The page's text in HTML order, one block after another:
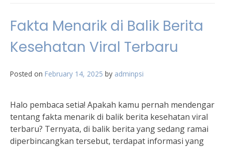
Fakta Menarik di Balik Berita
Kesehatan Viral Terbaru
Posted on February 14, 2025 by adminpsi
Halo pembaca setia! Apakah kamu pernah mendengar
tentang fakta menarik di balik berita kesehatan viral
terbaru? Ternyata, di balik berita yang sedang ramai
diperbincangkan tersebut, terdapat informasi yang